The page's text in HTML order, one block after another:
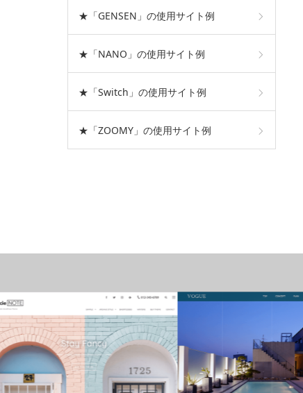
★「GENSEN」の使用サイト例
★「NANO」の使用サイト例
★「Switch」の使用サイト例
★「ZOOMY」の使用サイト例